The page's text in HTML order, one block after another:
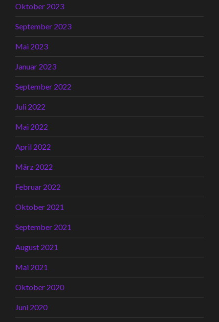
Oktober 2023
September 2023
Mai 2023
Januar 2023
September 2022
Juli 2022
Mai 2022
April 2022
März 2022
Februar 2022
Oktober 2021
September 2021
August 2021
Mai 2021
Oktober 2020
Juni 2020